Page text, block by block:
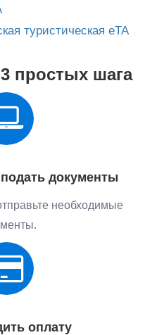
туристическая eTA
простых шага
документы
необходимые
оплату